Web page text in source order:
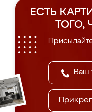
ЕСТЬ
ТОГО,